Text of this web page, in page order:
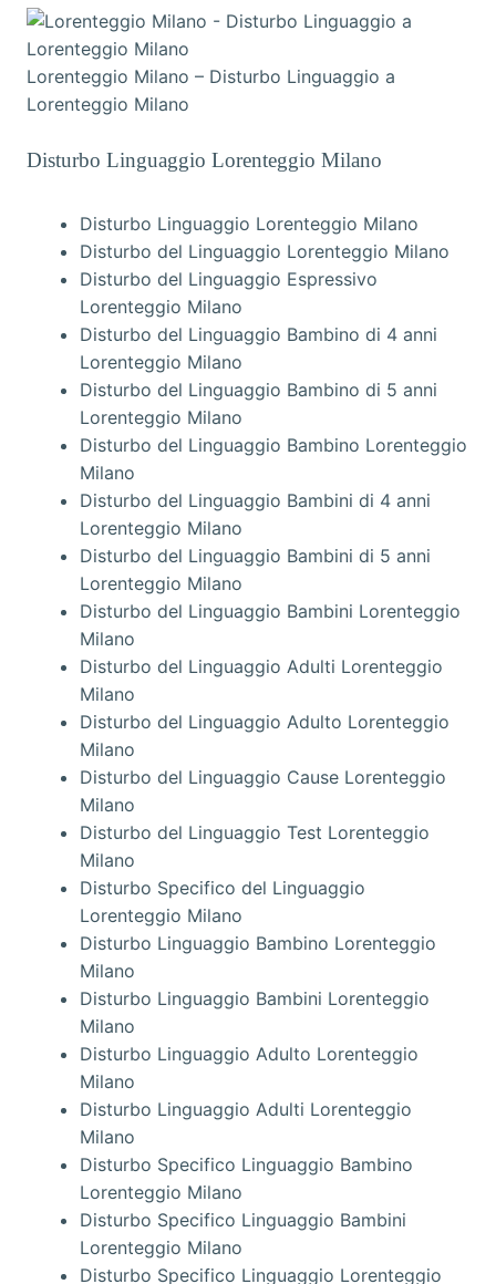
Lorenteggio Milano – Disturbo Linguaggio a
Lorenteggio Milano
Disturbo Linguaggio Lorenteggio Milano
Disturbo Linguaggio Lorenteggio Milano
Disturbo del Linguaggio Lorenteggio Milano
Disturbo del Linguaggio Espressivo
Lorenteggio Milano
Disturbo del Linguaggio Bambino di 4 anni
Lorenteggio Milano
Disturbo del Linguaggio Bambino di 5 anni
Lorenteggio Milano
Disturbo del Linguaggio Bambino Lorenteggio
Milano
Disturbo del Linguaggio Bambini di 4 anni
Lorenteggio Milano
Disturbo del Linguaggio Bambini di 5 anni
Lorenteggio Milano
Disturbo del Linguaggio Bambini Lorenteggio
Milano
Disturbo del Linguaggio Adulti Lorenteggio
Milano
Disturbo del Linguaggio Adulto Lorenteggio
Milano
Disturbo del Linguaggio Cause Lorenteggio
Milano
Disturbo del Linguaggio Test Lorenteggio
Milano
Disturbo Specifico del Linguaggio
Lorenteggio Milano
Disturbo Linguaggio Bambino Lorenteggio
Milano
Disturbo Linguaggio Bambini Lorenteggio
Milano
Disturbo Linguaggio Adulto Lorenteggio
Milano
Disturbo Linguaggio Adulti Lorenteggio
Milano
Disturbo Specifico Linguaggio Bambino
Lorenteggio Milano
Disturbo Specifico Linguaggio Bambini
Lorenteggio Milano
Disturbo Specifico Linguaggio Lorenteggio